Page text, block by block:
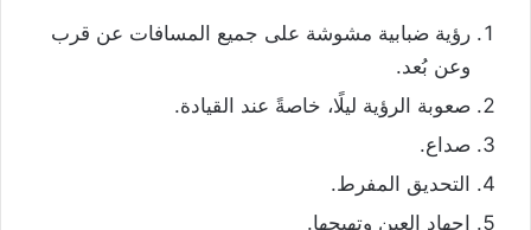
رؤية ضبابية مشوشة على جميع المسافات عن قرب
وعن بُعد.
صعوبة الرؤية ليلًا، خاصةً عند القيادة.
صداع.
التحديق المفرط.
إجهاد العين وتهيجها.